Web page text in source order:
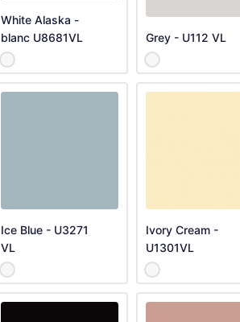
White Alaska -
blanc U8681VL
Grey - U112 VL
Ice Blue - U3271
VL
Ivory Cream -
U1301VL